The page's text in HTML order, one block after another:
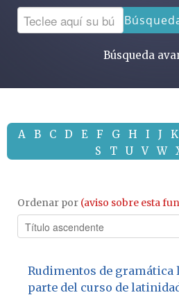
Búsqueda
A B C D E F G H I J K
S
T U V W
Ordenar por (aviso sobre esta
Rudimentos de gramática
parte del curso de